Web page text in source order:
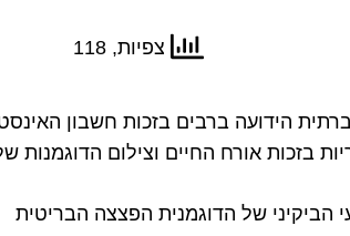
צפיות, 118
הידועה ברבים בזכות חשבון
בזכות אורח החיים וצילום הדוגמנות
הביקיני של הדוגמנית הפצצה הבריטית